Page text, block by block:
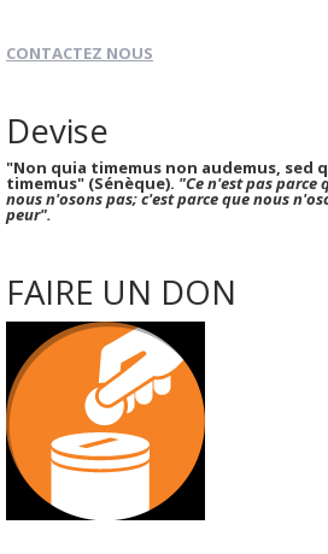
CONTACTEZ NOUS
Devise
"Non quia timemus non audemus, sed
timemus" (Sénèque). "Ce n'est pas parce
nous n'osons pas; c'est parce que nous
peur".
FAIRE UN DON